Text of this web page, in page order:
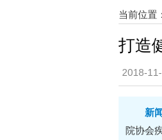
当前位置：
打造
2018-
新
院协会